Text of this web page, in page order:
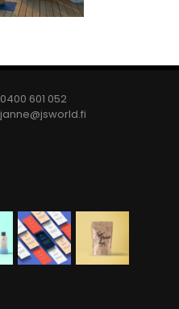
0400 601 052
janne@jsworld.fi